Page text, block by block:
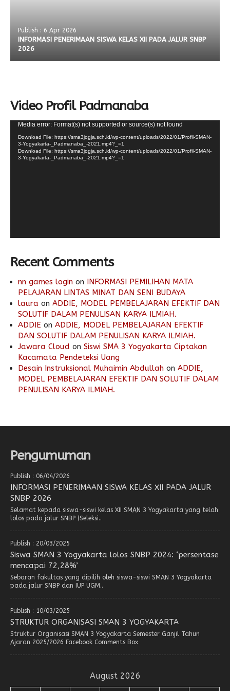
Publish : 6 Apr 2026
INFORMASI PENERIMAAN SISWA KELAS XII PADA JALUR SNBP
2026
Video Profil Padmanaba
Video
Player
Media error: Format(s) not supported or source(s) not found
Download File: https://sma3jogja.sch.id/wp-content/uploads/2022/01/Profil-SMAN-
3-Yogyakarta-_Padmanaba_-2021.mp4?_=1
Download File: https://sma3jogja.sch.id/wp-content/uploads/2022/01/Profil-SMAN-
3-Yogyakarta-_Padmanaba_-2021.mp4?_=1
Recent Comments
nn games login on
INFORMASI PEMILIHAN MATA
PELAJARAN LINTAS MINAT DAN SENI BUDAYA
laura on ADDIE, MODEL PEMBELAJARAN EFEKTIF DAN
SOLUTIF DALAM PENULISAN KARYA ILMIAH.
ADDIE on ADDIE, MODEL PEMBELAJARAN EFEKTIF
DAN SOLUTIF DALAM PENULISAN KARYA ILMIAH.
Jawara Cloud on Siswi SMA 3 Yogyakarta Ciptakan
Kacamata Pendeteksi Uang
Desain Instruksional Muhaimin Abdullah on ADDIE,
MODEL PEMBELAJARAN EFEKTIF DAN SOLUTIF DALAM
PENULISAN KARYA ILMIAH.
Pengumuman
Publish : 06/04/2026
INFORMASI PENERIMAAN SISWA KELAS XII PADA JALUR
SNBP 2026
Selamat kepada siswa-siswi kelas XII SMAN 3 Yogyakarta yang telah
lolos pada jalur SNBP (Seleksi..
Publish : 20/03/2025
Siswa SMAN 3 Yogyakarta lolos SNBP 2024: ‘persentase
mencapai 72,28%’
Sebaran fakultas yang dipilih oleh siswa-siswi SMAN 3 Yogyakarta
pada jalur SNBP dan IUP UGM..
Publish : 10/03/2025
STRUKTUR ORGANISASI SMAN 3 YOGYAKARTA
Struktur Organisasi SMAN 3 Yogyakarta Semester Ganjil Tahun
Ajaran 2025/2026 Facebook Comments Box
August 2026